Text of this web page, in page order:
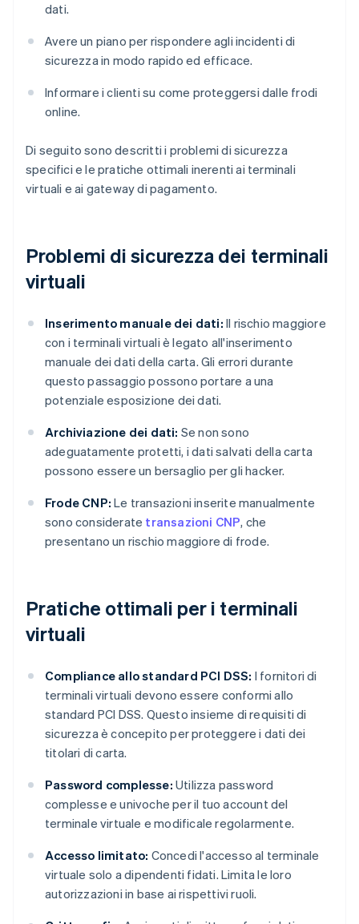
dati.
Avere un piano per rispondere agli incidenti di
sicurezza in modo rapido ed efficace.
Informare i clienti su come proteggersi dalle frodi
online.
Di seguito sono descritti i problemi di sicurezza
specifici e le pratiche ottimali inerenti ai terminali
virtuali e ai gateway di pagamento.
Problemi di sicurezza dei terminali
virtuali
Inserimento manuale dei dati: Il rischio maggiore
con i terminali virtuali è legato all'inserimento
manuale dei dati della carta. Gli errori durante
questo passaggio possono portare a una
potenziale esposizione dei dati.
Archiviazione dei dati: Se non sono
adeguatamente protetti, i dati salvati della carta
possono essere un bersaglio per gli hacker.
Frode CNP: Le transazioni inserite manualmente
sono considerate transazioni CNP, che
presentano un rischio maggiore di frode.
Pratiche ottimali per i terminali
virtuali
Compliance allo standard PCI DSS: I fornitori di
terminali virtuali devono essere conformi allo
standard PCI DSS. Questo insieme di requisiti di
sicurezza è concepito per proteggere i dati dei
titolari di carta.
Password complesse: Utilizza password
complesse e univoche per il tuo account del
terminale virtuale e modificale regolarmente.
Accesso limitato: Concedi l'accesso al terminale
virtuale solo a dipendenti fidati. Limita le loro
autorizzazioni in base ai rispettivi ruoli.